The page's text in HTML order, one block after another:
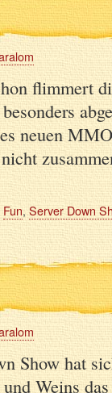
flimmert
neuen
Fun,Server Down
Show hat
Weins